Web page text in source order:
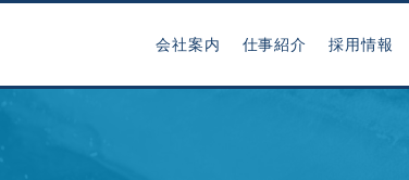
会社案内 仕事紹介 採用情報